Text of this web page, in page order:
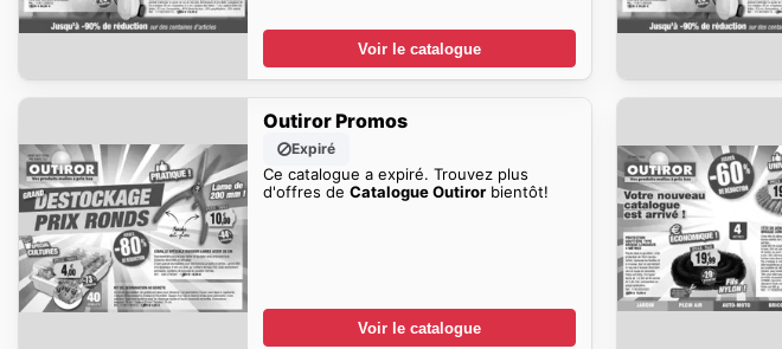
Voir le catalogue
Outiror Promos
Expiré
Ce catalogue a expiré. Trouvez plus
d'offres de Catalogue Outirorbientôt!
Voir le catalogue